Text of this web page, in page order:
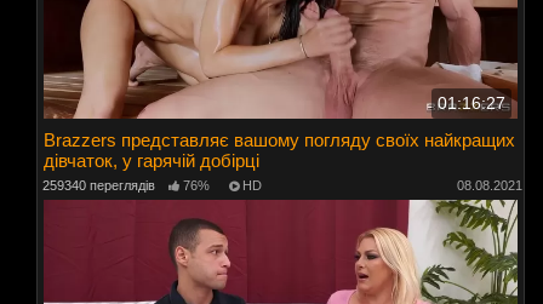
01:16:27
Brazzers представляє вашому погляду своїх найкращих
дівчаток, у гарячій добірці
259340 переглядів 76% HD 08.08.2021